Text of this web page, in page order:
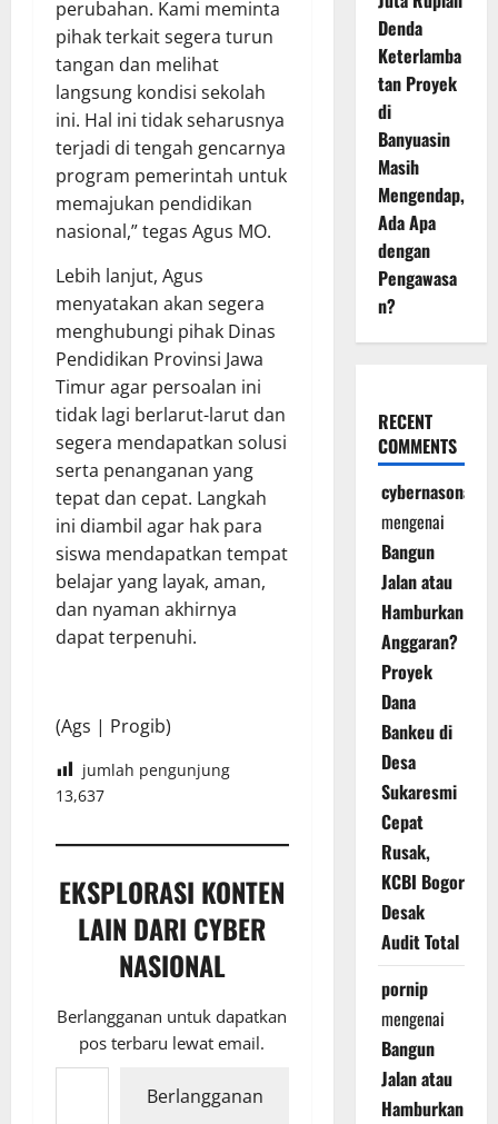
perubahan. Kami meminta
pihak terkait segera turun
tangan dan melihat
langsung kondisi sekolah
ini. Hal ini tidak seharusnya
terjadi di tengah gencarnya
program pemerintah untuk
memajukan pendidikan
nasional,” tegas Agus MO.
Lebih lanjut, Agus
menyatakan akan segera
menghubungi pihak Dinas
Pendidikan Provinsi Jawa
Timur agar persoalan ini
tidak lagi berlarut-larut dan
segera mendapatkan solusi
serta penanganan yang
tepat dan cepat. Langkah
ini diambil agar hak para
siswa mendapatkan tempat
belajar yang layak, aman,
dan nyaman akhirnya
dapat terpenuhi.
(Ags | Progib)
jumlah pengunjung
13,637
EKSPLORASI KONTEN
LAIN DARI CYBER
NASIONAL
Berlangganan untuk dapatkan
pos terbaru lewat email.
Ketikkan email Anda...
Berlangganan
Denda
Keterlamba
tan Proyek
di
Banyuasin
Masih
Mengendap,
Ada Apa
dengan
Pengawasa
n?
RECENT
COMMENTS
cybernasonal
mengenai
Bangun
Jalan atau
Hamburkan
Anggaran?
Proyek
Dana
Bankeu di
Desa
Sukaresmi
Cepat
Rusak,
KCBI Bogor
Desak
Audit Total
pornip
mengenai
Bangun
Jalan atau
Hamburkan